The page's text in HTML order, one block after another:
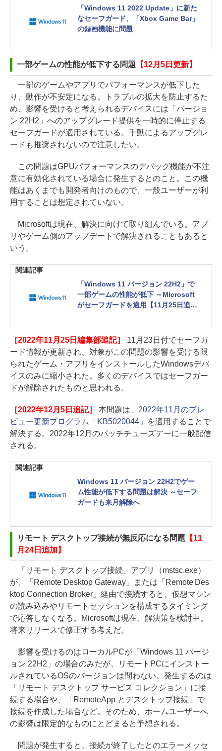
「Windows 11 2022 Update」に新た
なセーフガード、「Xbox Game Bar」
の録画機能に問題
一部ゲームの性能が低下する問題 【12月5日更新】
一部のゲームやアプリでパフォーマンスが低下した
り、動作が不安定になる。トラブルの拡大を防止するた
め、影響を受けると考えられるデバイスには「バージョ
ン 22H2」へのアップグレード提供を一時的に停止する
セーフガードが適用されている。手動によるアップグレ
ードも推奨されないので注意したい。
この問題はGPUパフォーマンスのデバッグ機能が不注
意に有効化されている場合に発生するとのこと。この機
能はあくまでも開発者向けのもので、一般ユーザーが利
用することは想定されていない。
Microsoftは現在、解決に向けて取り組んでいる。アプ
リやゲーム側のアップデートで解決されることもあると
いう。
関連記事
「Windows 11 バージョン 22H2」で
一部ゲームの性能が低下 ～Microsoft
がセーフガードを適用【11月25日追
［2022年11月25日編集部追記］ 11月23日付でセーフガ
ード情報が更新され、対象がこの問題の影響を受ける限
られたゲーム・アプリをインストールしたWindowsデバ
イスのみに縮小された。多くのデバイスではセーフガー
ドが解除されたものと思われる。
［2022年12月5日追記］ 本問題は、 2022年11月のプレ
ビュー更新プログラム「KB5020044」
を適用することで
解決する。2022年12月のパッチチューズデーに一般配信
される。
関連記事
Windows 11 バージョン 22H2でゲー
ム性能が低下する問題は解決 ～セーフ
ガードも来月解除へ
リモート デスクトップ接続が無反応になる問題 【11
月24日追加】
「リモート デスクトップ接続」アプリ（mstsc.exe）
が、「Remote Desktop Gateway」または「Remote Des
ktop Connection Broker」経由で接続すると、仮想マシン
の読み込みやリモートセッションを構成するタイミング
で応答しなくなる。Microsoftは現在、解決策を検討中。
将来リリースで修正する考えだ。
影響を受けるのはローカルPCが「Windows 11 バージ
ョン 22H2」の場合のみだが、リモートPCにインストー
ルされているOSのバージョンは問わない。発生するのは
「リモート デスクトップ サービス コレクション」に接
続する場合や、「RemoteApp とデスクトップ接続」で
接続を作成した場合など。そのため、ホームユーザーへ
の影響は限定的なものにとどまると予想される。
問題が発生すると、接続が終了したとのエラーメッセ